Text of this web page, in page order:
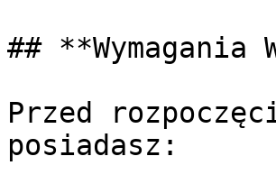
## **Wymagania
Przed
posiadasz: